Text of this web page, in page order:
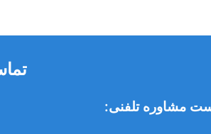
و چشم خودداری شود . در صورتیکه اسید
با مقادیر بسیار آب به مدت 15 دقیقه شستشو دهید و در اسرع وقت به بیمارستان
مشاوره تلفنی: